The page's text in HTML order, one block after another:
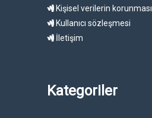
Kişisel verilerin korunması
Kullanıcı sözleşmesi
İletişim
Kategoriler